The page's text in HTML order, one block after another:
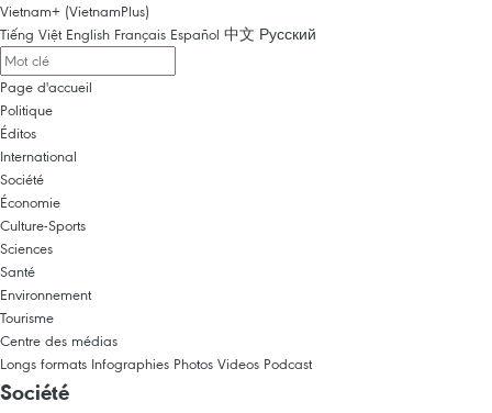
Vietnam+ (VietnamPlus)
Tiếng Việt English Français Español 中文 Русский
Page d'accueil
Politique
Éditos
International
Société
Économie
Culture-Sports
Sciences
Santé
Environnement
Tourisme
Centre des médias
Longs formats Infographies Photos Videos Podcast
Société